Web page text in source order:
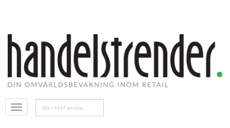
Öppna
menyn
Sök
efter: